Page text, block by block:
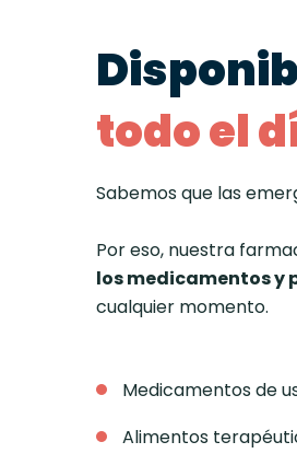
todo el
Sabemos que las
Por eso, nuestra
los medicamentos y
cualquier momento.
Medicamentos de
Alimentos